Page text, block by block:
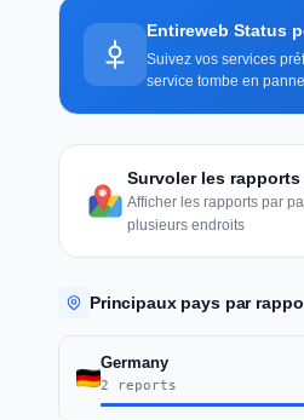
Entireweb Status
Suivez vos services
service tombe en panne.
Survoler les
Afficher les rapports par
plusieurs endroits
Principaux pays par
Germany
2 reports